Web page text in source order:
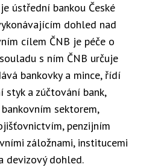
ústřední bankou České
dohled nad
cílem ČNB je péče o
s ním ČNB určuje
bankovky a mince, řídí
styk a zúčtování bank,
sektorem,
penzijním
záložnami, institucemi
devizový dohled.